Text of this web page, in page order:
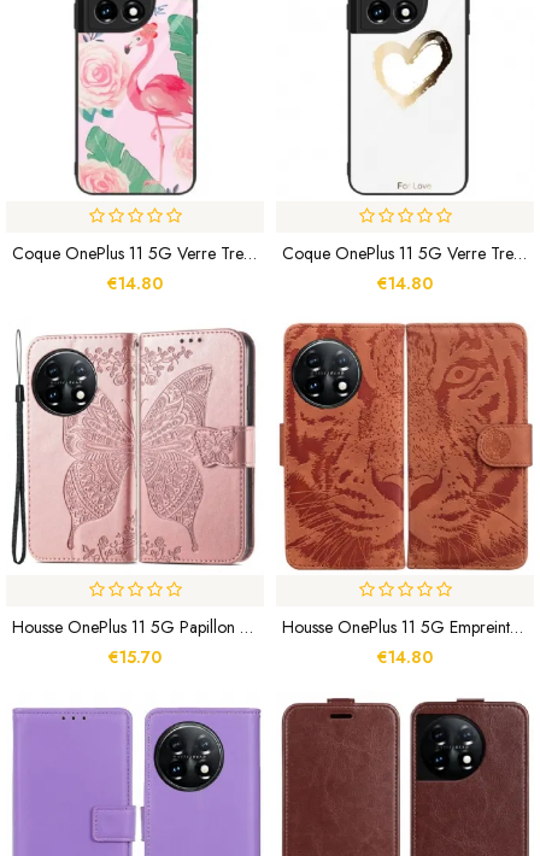
Coque OnePlus 11 5G Verre Trempé Flamant Rose
€14.80
Coque OnePlus 11 5G Verre Trempé Coeur
€14.80
Housse OnePlus 11 5G Papillon Baroque
€15.70
Housse OnePlus 11 5G Empreinte Tigre
€14.80